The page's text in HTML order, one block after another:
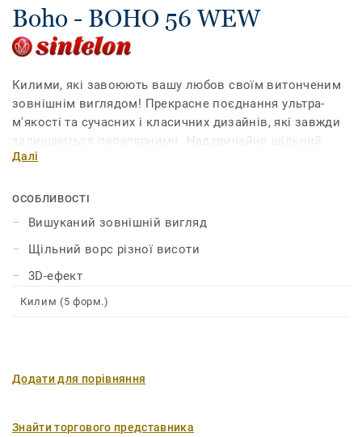
Boho - BOHO 56 WEW
Килими, які завоюють вашу любов своїм витонченим
зовнішнім виглядом! Прекрасне поєднання ультра-
м'якості та сучасних і класичних дизайнів, які завжди
залишаються популярними. Надзвичайно щільний
ворс різної висоти створює 3D-ефект, який подарує
помешкання затишнішою.
Далі
ОСОБЛИВОСТІ
Вишуканий зовнішній вигляд
Щільний ворс різної висоти
3D-ефект
Килим (5 форм.)
Додати для порівняння
Знайти торгового представника